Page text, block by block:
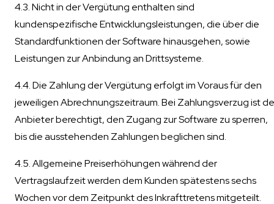
4.3. Nicht in der Vergütung enthalten sind
kundenspezifische Entwicklungsleistungen, die über die
Standardfunktionen der Software hinausgehen, sowie
Leistungen zur Anbindung an Drittsysteme.
4.4. Die Zahlung der Vergütung erfolgt im Voraus für den
jeweiligen Abrechnungszeitraum. Bei Zahlungsverzug ist
Anbieter berechtigt, den Zugang zur Software zu sperren,
bis die ausstehenden Zahlungen beglichen sind.
4.5. Allgemeine Preiserhöhungen während der
Vertragslaufzeit werden dem Kunden spätestens sechs
Wochen vor dem Zeitpunkt des Inkrafttretens mitgeteilt.